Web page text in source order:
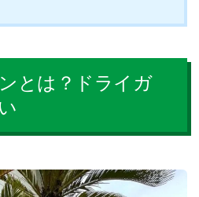
とは？ドライガ